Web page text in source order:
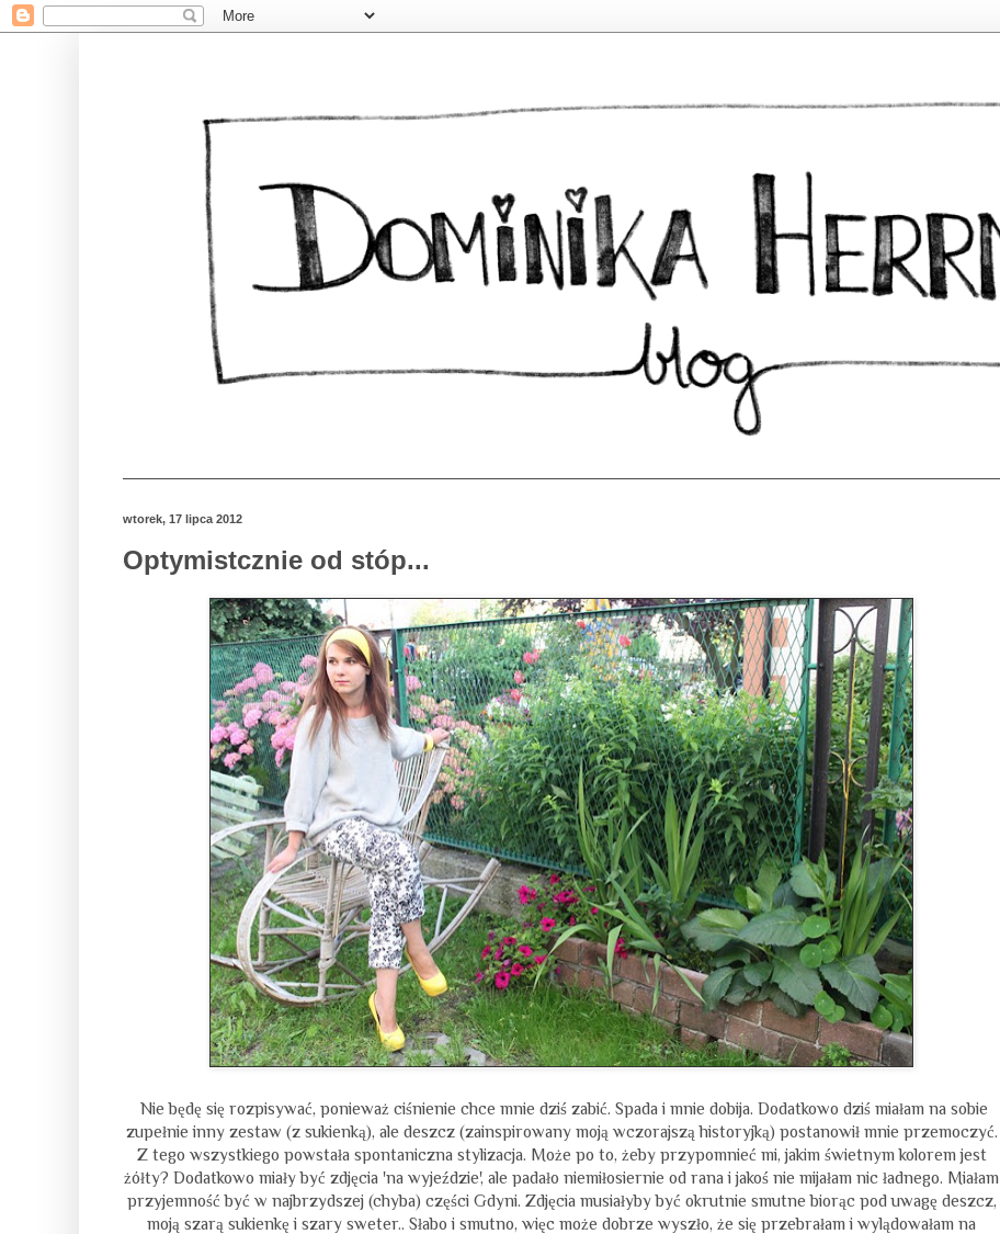
wtorek, 17 lipca 2012
Optymistcznie od stóp...
Nie będę się rozpisywać, ponieważ ciśnienie chce mnie dziś zabić. Spada i mnie dobija. Dodatkowo dziś miałam na sobie
zupełnie inny zestaw (z sukienką), ale deszcz (zainspirowany moją wczorajszą historyjką) postanowił mnie przemoczyć.
Z tego wszystkiego powstała spontaniczna stylizacja. Może po to, żeby przypomnieć mi, jakim świetnym kolorem jest
żółty? Dodatkowo miały być zdjęcia 'na wyjeździe', ale padało niemiłosiernie od rana i jakoś nie mijałam nic ładnego. Miałam
przyjemność być w najbrzydszej (chyba) części Gdyni. Zdjęcia musiałyby być okrutnie smutne biorąc pod uwagę deszcz,
moją szarą sukienkę i szary sweter.. Słabo i smutno, więc może dobrze wyszło, że się przebrałam i wylądowałam na